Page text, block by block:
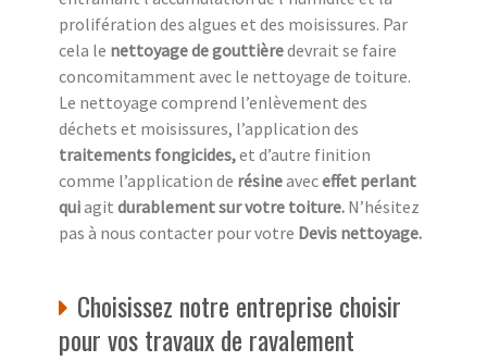
prolifération des algues et des moisissures. Par
cela le nettoyage de gouttièredevrait se faire
concomitamment avec le nettoyage de toiture.
Le nettoyage comprend l’enlèvement des
déchets et moisissures, l’application des
traitements fongicides,et d’autre finition
comme l’application de résineaveceffet perlant
quiagit durablement sur votre toiture. N’hésitez
pas à nous contacter pour votre Devis nettoyage.
Choisissez notre entreprise choisir
pour vos travaux de ravalement